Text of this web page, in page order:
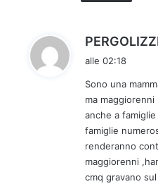
alle 02:18
Sono una
ma
anche a
famiglie
renderanno
maggiorenni
cmq gravano